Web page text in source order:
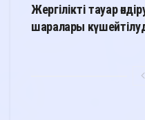
Жергілікті тауар
шаралары